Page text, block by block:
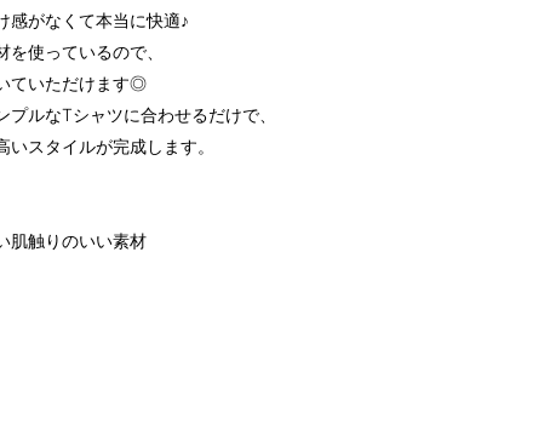
感がなくて本当に快適♪
使っているので、
ていただけます◎
ルなTシャツに合わせるだけで、
スタイルが完成します。
肌触りのいい素材